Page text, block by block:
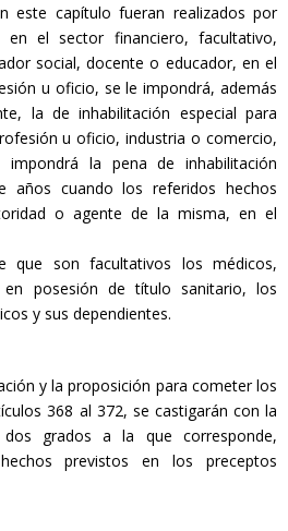
este capítulo fueran realizados por
en el sector financiero, facultativo,
social, docente o educador, en el
u oficio, se le impondrá, además
la de inhabilitación especial para
u oficio, industria o comercio,
la pena de inhabilitación
años cuando los referidos hechos
o agente de la misma, en el
que son facultativos los médicos,
en posesión de título sanitario, los
y sus dependientes.
y la proposición para cometer los
368 al 372, se castigarán con la
grados a la que corresponde,
previstos en los preceptos